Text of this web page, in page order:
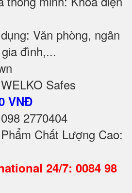
Văn phòng, ngân
đình,...
Safes
VNĐ
2770404
Chất Lượng Cao:
24/7: 0084 98